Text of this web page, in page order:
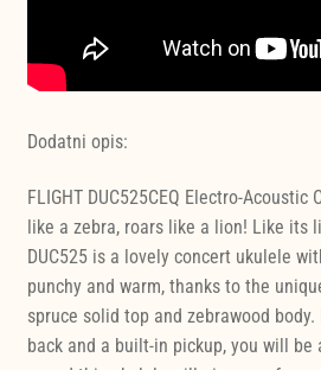
Dodatni opis:
FLIGHT DUC525CEQ Electro-
like a zebra, roars like a lion! Like its
DUC525 is a lovely concert ukulele
punchy and warm, thanks to the
spruce solid top and zebrawood
back and a built-in pickup, you will be